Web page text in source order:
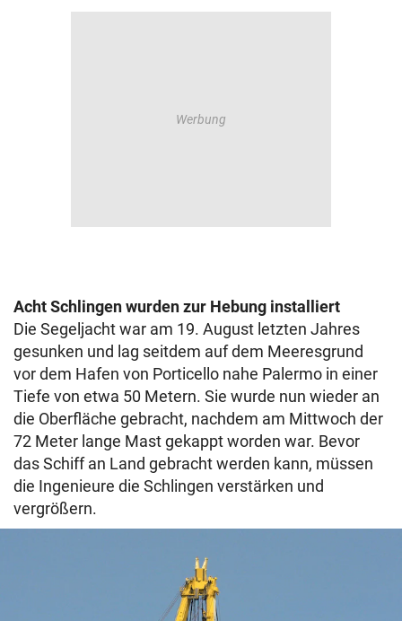
Acht Schlingen wurden zur Hebung installiert
Die Segeljacht war am 19. August letzten Jahres
gesunken und lag seitdem auf dem Meeresgrund
vor dem Hafen von Porticello nahe Palermo in einer
Tiefe von etwa 50 Metern. Sie wurde nun wieder an
die Oberfläche gebracht, nachdem am Mittwoch der
72 Meter lange Mast gekappt worden war. Bevor
das Schiff an Land gebracht werden kann, müssen
die Ingenieure die Schlingen verstärken und
vergrößern.